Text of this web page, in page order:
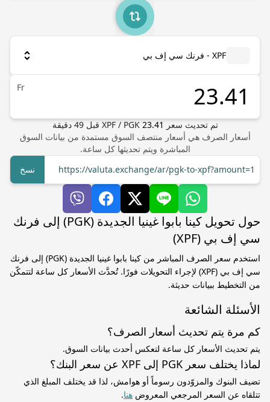
XPF - فرنك سي إف بي
Fr
تم تحديث سعر XPF/ PGK 23.41 قبل49 دقيقة
أسعار الصرف هي أسعار منتصف السوق مستمدة من بيانات السوق
المباشرة ويتم تحديثها كل ساعة.
https://valuta.exchange/ar/pgk-to-xpf?amount=1
نسخ
حول تحويل كينا بابوا غينيا الجديدة (PGK) إلى فرنك
سي إف بي (XPF)
استخدم سعر الصرف المباشر من كينا بابوا غينيا الجديدة (PGK) إلى فرنك
سي إف بي (XPF) لإجراء التحويلات فورًا. تُحدَّث الأسعار كل ساعة لتتمكّن
من التخطيط ببيانات حديثة.
الأسئلة الشائعة
كم مرة يتم تحديث أسعار الصرف؟
يتم تحديث الأسعار كل ساعة لتعكس أحدث بيانات السوق.
لماذا يختلف سعر PGK إلى XPF عن سعر البنك؟
تضيف البنوك والمزوّدون رسوماً أو هوامش، لذا قد يختلف المبلغ الذي
تتلقاه عن السعر المرجعي المعروض هنا.